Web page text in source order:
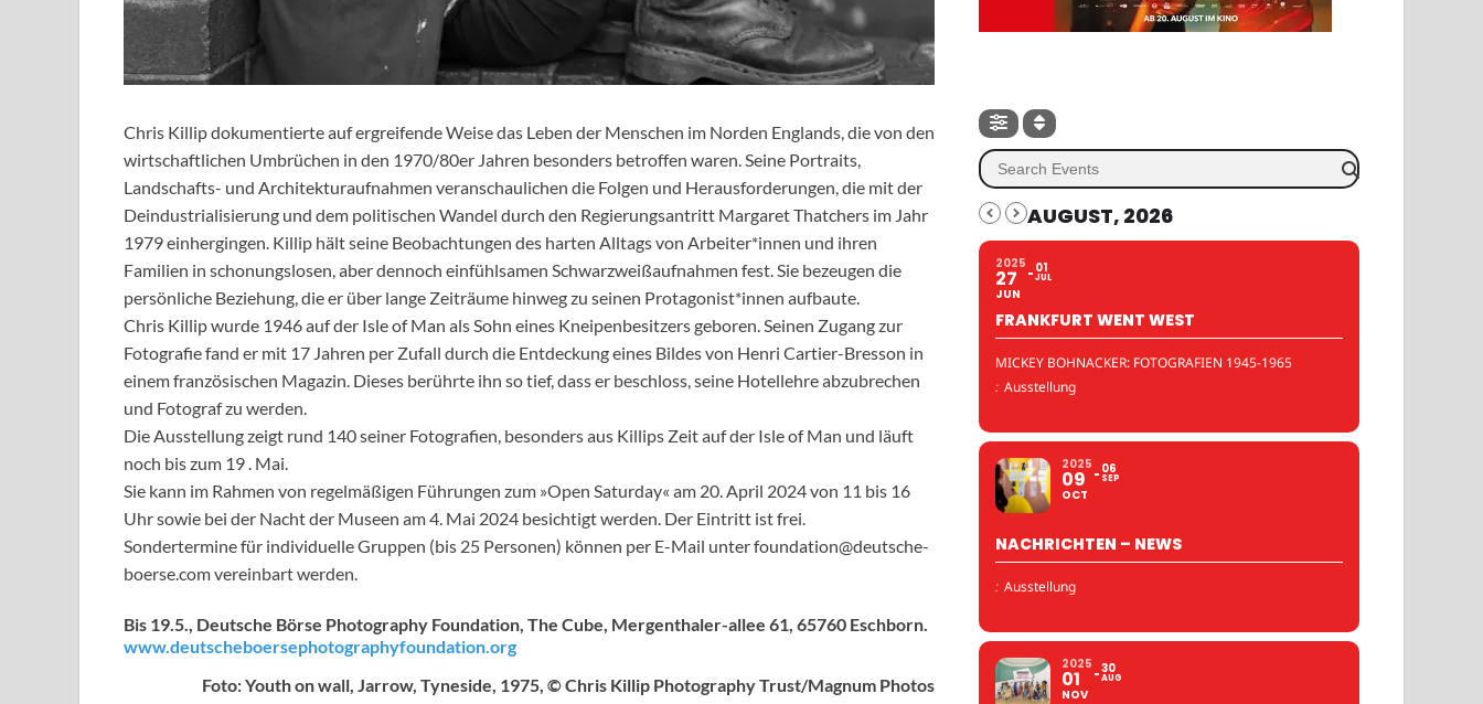
Chris Killip dokumentierte auf ergreifende Weise das Leben der Menschen im Norden Englands, die von den
wirtschaftlichen Umbrüchen in den 1970/80er Jahren besonders betroffen waren. Seine Portraits,
Landschafts- und Architekturaufnahmen veranschaulichen die Folgen und Herausforderungen, die mit der
Deindustrialisierung und dem politischen Wandel durch den Regierungsantritt Margaret Thatchers im Jahr
1979 einhergingen. Killip hält seine Beobachtungen des harten Alltags von Arbeiter*innen und ihren
Familien in schonungslosen, aber dennoch einfühlsamen Schwarzweißaufnahmen fest. Sie bezeugen die
persönliche Beziehung, die er über lange Zeiträume hinweg zu seinen Protagonist*innen aufbaute.
Chris Killip wurde 1946 auf der Isle of Man als Sohn eines Kneipenbesitzers geboren. Seinen Zugang zur
Fotografie fand er mit 17 Jahren per Zufall durch die Entdeckung eines Bildes von Henri Cartier-Bresson in
einem französischen Magazin. Dieses berührte ihn so tief, dass er beschloss, seine Hotellehre abzubrechen
und Fotograf zu werden.
Die Ausstellung zeigt rund 140 seiner Fotografien, besonders aus Killips Zeit auf der Isle of Man und läuft
noch bis zum 19 . Mai.
Sie kann im Rahmen von regelmäßigen Führungen zum »Open Saturday« am 20. April 2024 von 11 bis 16
Uhr sowie bei der Nacht der Museen am 4. Mai 2024 besichtigt werden. Der Eintritt ist frei.
Sondertermine für individuelle Gruppen (bis 25 Personen) können per E-Mail unter foundation@deutsche-
boerse.com vereinbart werden.
Bis 19.5., Deutsche Börse Photography Foundation, The Cube, Mergenthaler-allee 61, 65760 Eschborn.
www.deutscheboersephotographyfoundation.org
Foto: Youth on wall, Jarrow, Tyneside, 1975, © Chris Killip Photography Trust/Magnum Photos
AUGUST, 2026
2025
27
JUN
01
JUL
FRANKFURT WENT WEST
MICKEY BOHNACKER: FOTOGRAFIEN 1945-1965
: Ausstellung
2025
09
OCT
06
SEP
NACHRICHTEN – NEWS
: Ausstellung
2025
01
NOV
30
AUG